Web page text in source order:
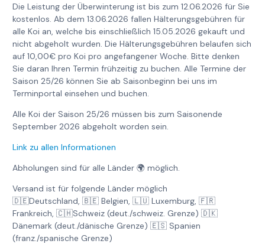
Die Leistung der Überwinterung ist bis zum 12.06.2026 für Sie
kostenlos. Ab dem 13.06.2026 fallen Hälterungsgebühren für
alle Koi an, welche bis einschließlich 15.05.2026 gekauft und
nicht abgeholt wurden. Die Hälterungsgebühren belaufen sich
auf 10,00€ pro Koi pro angefangener Woche. Bitte denken
Sie daran Ihren Termin frühzeitig zu buchen. Alle Termine der
Saison 25/26 können Sie ab Saisonbeginn bei uns im
Terminportal einsehen und buchen.
Alle Koi der Saison 25/26 müssen bis zum Saisonende
September 2026 abgeholt worden sein.
Link zu allen Informationen
Abholungen sind für alle Länder 🌍 möglich.
Versand ist für folgende Länder möglich
🇩🇪Deutschland, 🇧🇪 Belgien, 🇱🇺 Luxemburg, 🇫🇷
Frankreich, 🇨🇭Schweiz (deut./schweiz. Grenze) 🇩🇰
Dänemark (deut./dänische Grenze) 🇪🇸 Spanien
(franz./spanische Grenze)